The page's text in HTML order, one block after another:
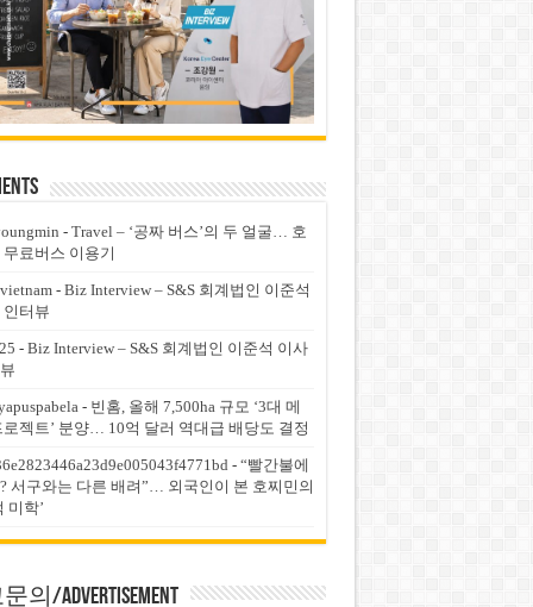
- Travel – ‘공짜 버스’의 두 얼굴… 호
료버스 이용기
- Biz Interview – S&S 회계법인 이준석
터뷰
- Biz Interview – S&S 회계법인 이준석 이사
- 빈홈, 올해 7,500ha 규모 ‘3대 메
로젝트’ 분양… 10억 달러 역대급 배당도 결정
- “빨간불에
서구와는 다른 배려”… 외국인이 본 호찌민의
미학’
의/Advertisement